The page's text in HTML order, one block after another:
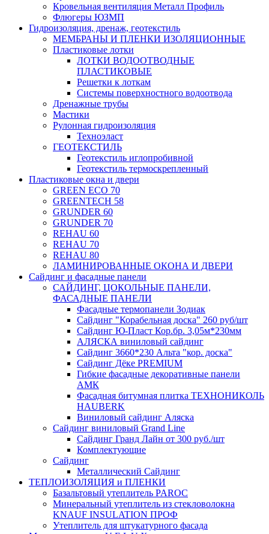
Кровельная вентиляция Металл Профиль
Флюгеры ЮЗМП
Гидроизоляция, дренаж, геотекстиль
МЕМБРАНЫ И ПЛЕНКИ ИЗОЛЯЦИОННЫЕ
Пластиковые лотки
ЛОТКИ ВОДООТВОДНЫЕ
ПЛАСТИКОВЫЕ
Решетки к лоткам
Системы поверхностного водоотвода
Дренажные трубы
Мастики
Рулонная гидроизоляция
Техноэласт
ГЕОТЕКСТИЛЬ
Геотекстиль иглопробивной
Геотекстиль термоскрепленный
Пластиковые окна и двери
GREEN ECO 70
GREENTECH 58
GRUNDER 60
GRUNDER 70
REHAU 60
REHAU 70
REHAU 80
ЛАМИНИРОВАННЫЕ ОКОНА И ДВЕРИ
Сайдинг и фасадные панели
САЙДИНГ, ЦОКОЛЬНЫЕ ПАНЕЛИ,
ФАСАДНЫЕ ПАНЕЛИ
Фасадные термопанели Зодиак
Сайдинг "Корабельная доска" 260 руб/шт
Сайдинг Ю-Пласт Кор.бр. 3,05м*230мм
АЛЯСКА виниловый сайдинг
Сайдинг 3660*230 Альта "кор. доска"
Сайдинг Дёке PREMIUM
Гибкие фасадные декоративные панели
АМК
Фасадная битумная плитка ТЕХНОНИКОЛЬ
HAUBERK
Виниловый сайдинг Аляска
Сайдинг виниловый Grand Line
Сайдинг Гранд Лайн от 300 руб./шт
Комплектующие
Сайдинг
Металлический Сайдинг
ТЕПЛОИЗОЛЯЦИЯ и ПЛЕНКИ
Базальтовый утеплитель PAROC
Минеральный утеплитель из стекловолокна
KNAUF INSULATION ПРОФ
Утеплитель для штукатурного фасада